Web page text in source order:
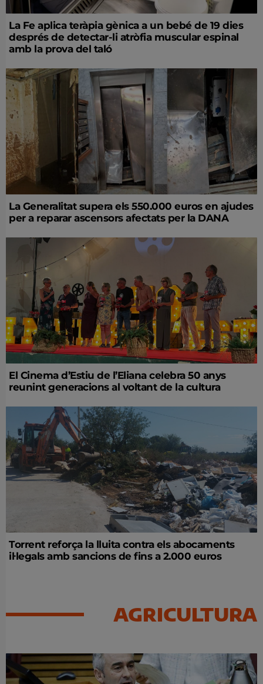
La Fe aplica teràpia gènica a un bebé de 19 dies
després de detectar-li atròfia muscular espinal
amb la prova del taló
La Generalitat supera els 550.000 euros en ajudes
per a reparar ascensors afectats per la DANA
El Cinema d’Estiu de l’Eliana celebra 50 anys
reunint generacions al voltant de la cultura
Torrent reforça la lluita contra els abocaments
il·legals amb sancions de fins a 2.000 euros
AGRICULTURA